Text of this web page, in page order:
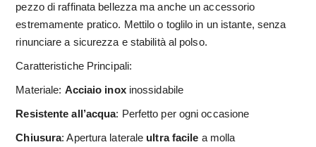
pezzo di raffinata bellezza ma anche un accessorio
estremamente pratico. Mettilo o toglilo in un istante, senza
rinunciare a sicurezza e stabilità al polso.
Caratteristiche Principali:
Materiale: Acciaio inoxinossidabile
Resistente all’acqua: Perfetto per ogni occasione
Chiusura: Apertura laterale ultra facile a molla